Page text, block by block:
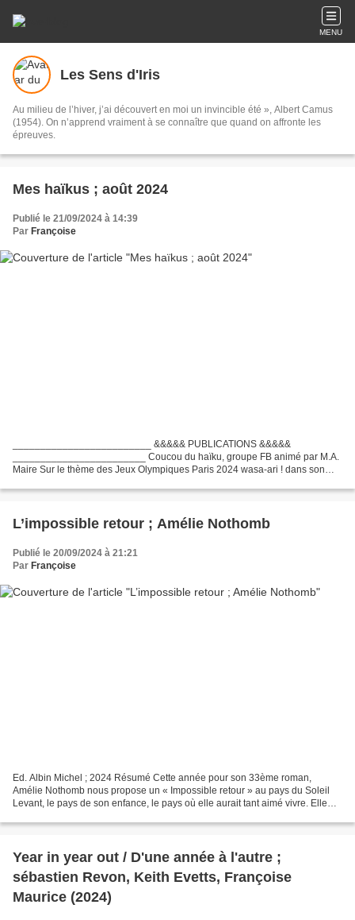
MENU
Les Sens d'Iris
Au milieu de l’hiver, j’ai découvert en moi un invincible été », Albert Camus
(1954). On n’apprend vraiment à se connaître que quand on affronte les
épreuves.
Mes haïkus ; août 2024
Publié le 21/09/2024 à 14:39
Par Françoise
_________________________ &&&&& PUBLICATIONS &&&&&
________________________ Coucou du haïku, groupe FB animé par M.A.
Maire Sur le thème des Jeux Olympiques Paris 2024 wasa-ari ! dans son
L’impossible retour ; Amélie Nothomb
Publié le 20/09/2024 à 21:21
Par Françoise
Ed. Albin Michel ; 2024 Résumé Cette année pour son 33ème roman,
Amélie Nothomb nous propose un « Impossible retour » au pays du Soleil
Levant, le pays de son enfance, le pays où elle aurait tant aimé vivre. Elle
Year in year out / D'une année à l'autre ;
sébastien Revon, Keith Evetts, Françoise
Maurice (2024)